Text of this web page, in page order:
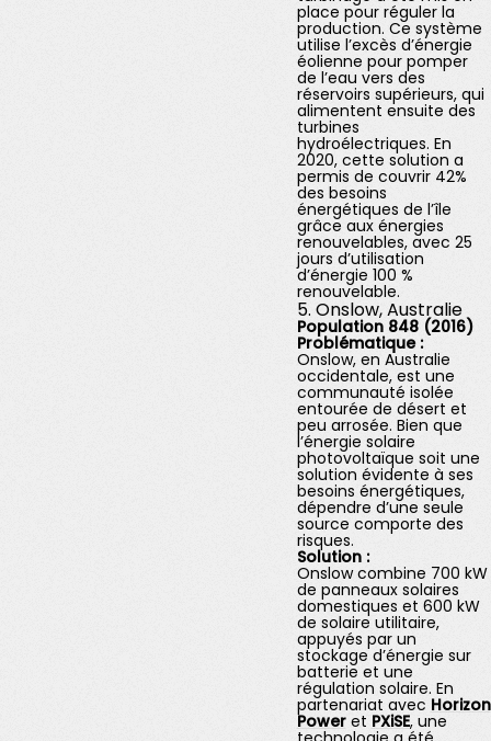
place pour réguler la
production. Ce système
utilise l’excès d’énergie
éolienne pour pomper
de l’eau vers des
réservoirs supérieurs, qui
alimentent ensuite des
turbines
hydroélectriques. En
2020, cette solution a
permis de couvrir 42%
des besoins
énergétiques de l’île
grâce aux énergies
renouvelables, avec 25
jours d’utilisation
d’énergie 100 %
renouvelable.
5. Onslow, Australie
Population 848 (2016)
Problématique :
Onslow, en Australie
occidentale, est une
communauté isolée
entourée de désert et
peu arrosée. Bien que
l’énergie solaire
photovoltaïque soit une
solution évidente à ses
besoins énergétiques,
dépendre d’une seule
source comporte des
risques.
Solution :
Onslow combine 700 kW
de panneaux solaires
domestiques et 600 kW
de solaire utilitaire,
appuyés par un
stockage d’énergie sur
batterie et une
régulation solaire. En
partenariat avec Horizon
Poweret PXiSE, une